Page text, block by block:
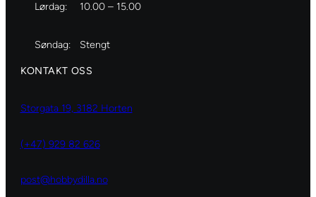
Lørdag: 10.00 – 15.00
Søndag: Stengt
KONTAKT OSS
Storgata 19, 3182 Horten
(+47) 929 82 626
post@hobbydilla.no